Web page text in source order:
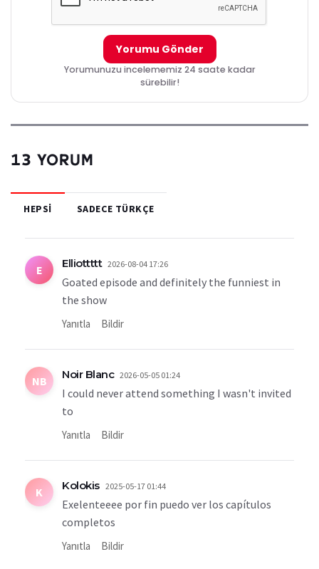
Yorumu Gönder
Yorumunuzu incelememiz 24 saate kadar
sürebilir!
13 YORUM
HEPSI SADECE TÜRKÇE
E Elliottttt 2026-08-04 17:26
Goated episode and definitely the funniest in
the show
Yanıtla Bildir
NB Noir Blanc 2026-05-05 01:24
I could never attend something I wasn't invited
to
Yanıtla Bildir
K Kolokis 2025-05-17 01:44
Exelenteeee por fin puedo ver los capítulos
completos
Yanıtla Bildir